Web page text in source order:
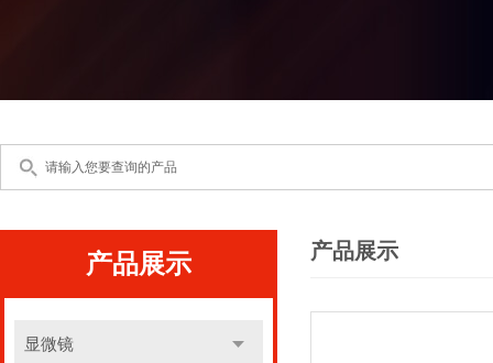
产品展示
显微镜
产品展示